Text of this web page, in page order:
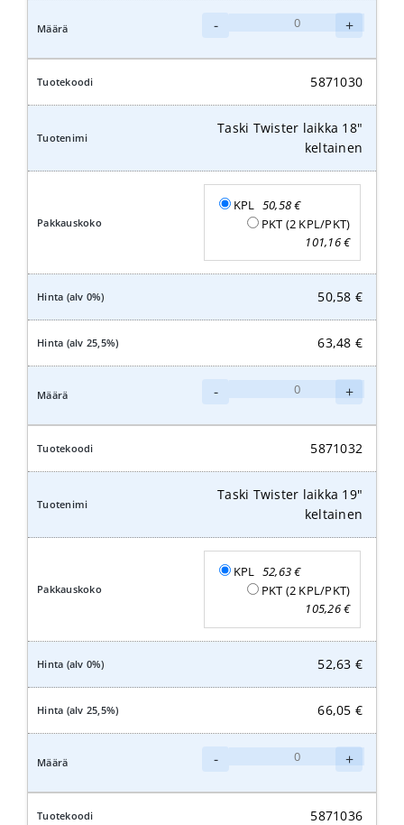
-
laikka
keltainen
määrä
+
5871030
Taski Twister laikka 18"
keltainen
KPL 50,58€
PKT (2 KPL/PKT)
101,16€
50,58 €
63,48 €
-
laikka
keltainen
määrä
+
5871032
Taski Twister laikka 19"
keltainen
KPL 52,63€
PKT (2 KPL/PKT)
105,26€
52,63 €
66,05 €
-
laikka
+
5871036